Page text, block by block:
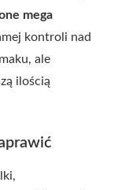
mega
kontroli nad
ale
ilością